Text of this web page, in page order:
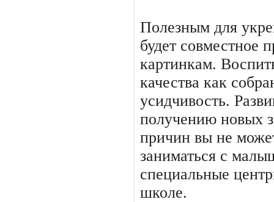
Полезным для
будет совместное
картинкам.
качества как
усидчивость.
получению новых
причин вы не
заниматься с
специальные
школе.